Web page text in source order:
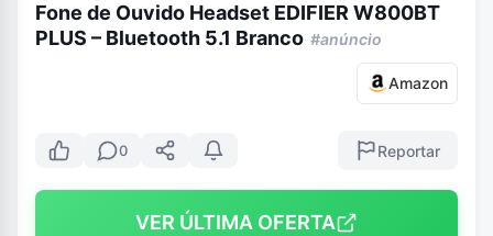
Fone de Ouvido Headset EDIFIER W800BT
PLUS – Bluetooth 5.1 Branco #anúncio
Amazon
0 Reportar
VER ÚLTIMA OFERTA